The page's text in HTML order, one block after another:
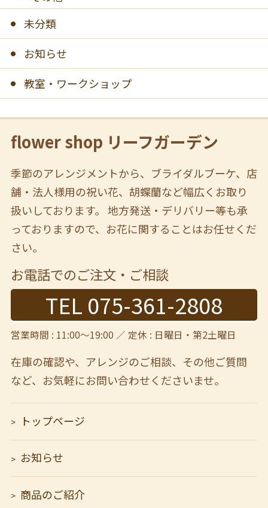
未分類
お知らせ
教室・ワークショップ
flower shop リーフガーデン
季節のアレンジメントから、ブライダルブーケ、店
舗・法人様用の祝い花、胡蝶蘭など幅広くお取り
扱いしております。 地方発送・デリバリー等も承
っておりますので、お花に関することはお任せくだ
さい。
お電話でのご注文・ご相談
TEL 075-361-2808
営業時間 : 11:00～19:00 ／ 定休 : 日曜日・第2土曜日
在庫の確認や、アレンジのご相談、その他ご質問
など、 お気軽にお問い合わせくださいませ。
トップページ
お知らせ
商品のご紹介